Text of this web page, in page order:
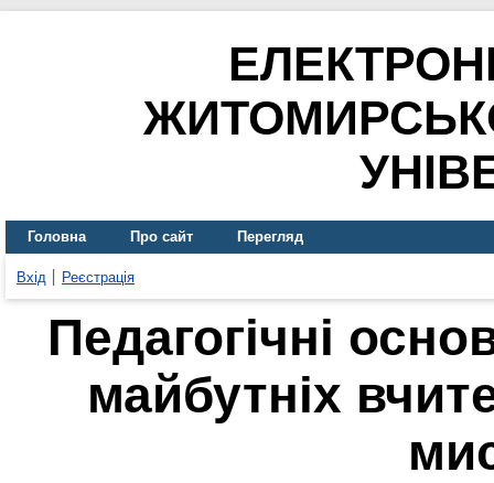
Головна Про сайт Перегляд
Вхід Реєстрація
Педагогічні
майбутніх